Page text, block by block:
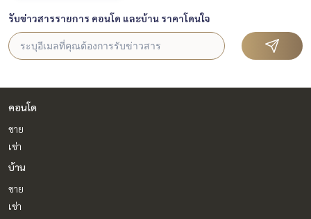
รับข่าวสารรายการ คอนโด และบ้าน ราคาโดนใจ
คอนโด
ขาย
เช่า
บ้าน
ขาย
เช่า